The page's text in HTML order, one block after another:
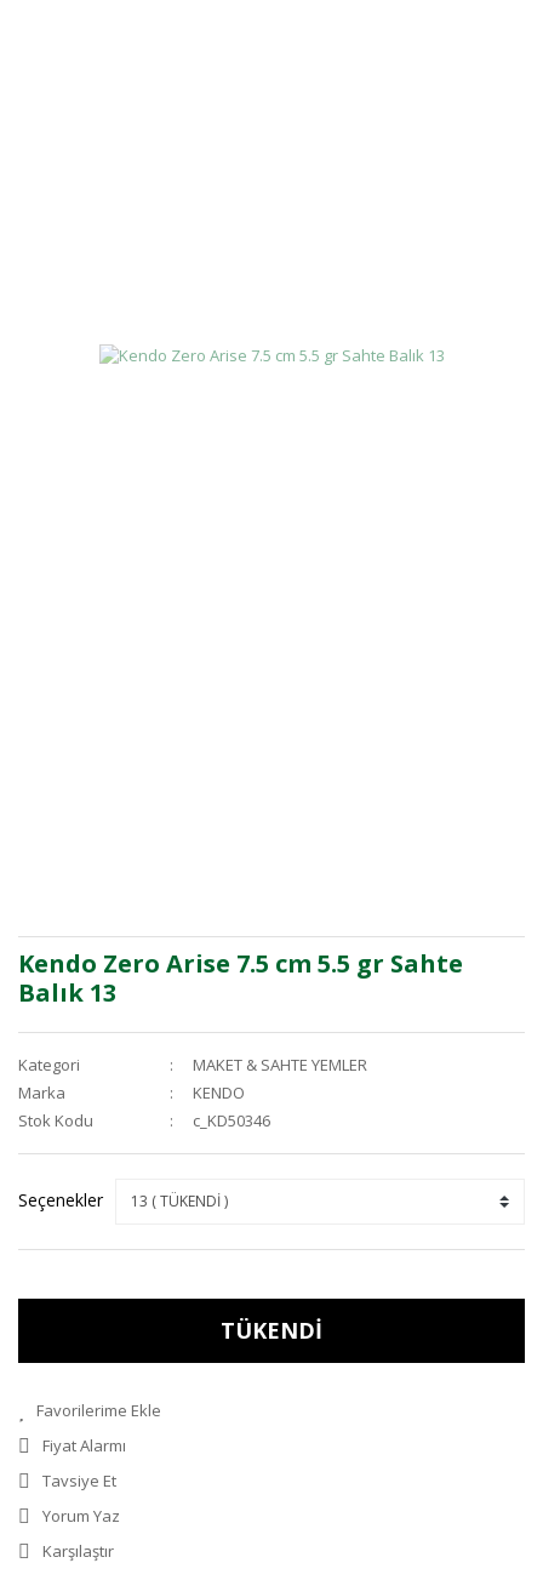
Kendo Zero Arise 7.5 cm 5.5 gr Sahte
Balık 13
Kategori
MAKET & SAHTE YEMLER
Marka
KENDO
Stok Kodu
c_KD50346
Seçenekler
TÜKENDİ
Fiyat Alarmı
Tavsiye Et
Yorum Yaz
Karşılaştır